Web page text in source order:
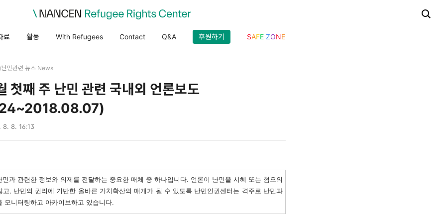
료 활동 With Refugees Contact Q&A 후원하기 SAFE ZONE
민관련 뉴스 News
첫째 주 난민 관련 국내외 언론보도
8. 8. 16:13
과 관련한 정보와 의제를 전달하는 중요한 매체 중 하나입니다. 언론이 난민을 시혜 또는 혐오의
고, 난민의 권리에 기반한 올바른 가치확산의 매개가 될 수 있도록 난민인권센터는 격주로 난민과
모니터링하고 아카이브하고 있습니다.